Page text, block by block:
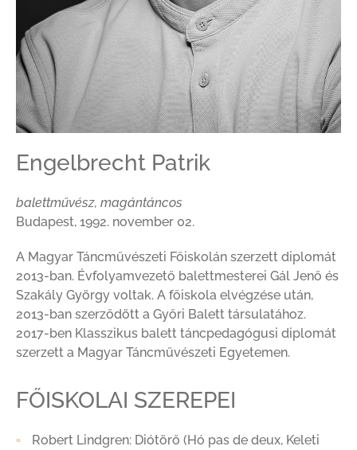
Engelbrecht Patrik
balettművész, magántáncos
Budapest, 1992. november 02.
A Magyar Táncművészeti Főiskolán szerzett diplomát
2013-ban. Évfolyamvezető balettmesterei Gál Jenő és
Szakály György voltak. A főiskola elvégzése után,
2013-ban szerződött a Győri Balett társulatához.
2017-ben Klasszikus balett táncpedagógusi diplomát
szerzett a Magyar Táncművészeti Egyetemen.
FŐISKOLAI SZEREPEI
Robert Lindgren: Diótörő (Hó pas de deux, Keleti